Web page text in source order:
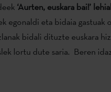
‘Aurten, euskara bai!’
egonaldi eta bidaia
bidali dituzte euskara
lortu dute saria. Beren